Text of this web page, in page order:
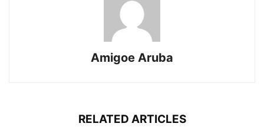
Amigoe Aruba
RELATED ARTICLES